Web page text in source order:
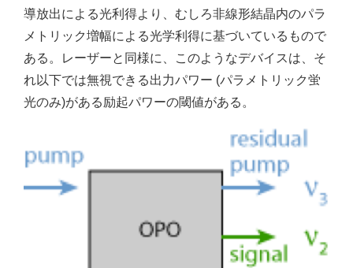
サービス
導放出による光利得より、むしろ非線形結晶内のパラ
メトリック増幅による光学利得に基づいているもので
ある。レーザーと同様に、このようなデバイスは、そ
れ以下では無視できる出力パワー (パラメトリック蛍
光のみ)がある励起パワーの閾値がある。